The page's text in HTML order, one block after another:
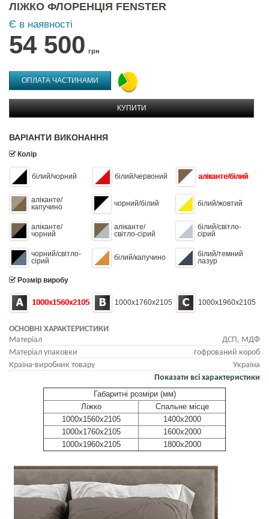
ЛІЖКО ФЛОРЕНЦІЯ FENSTER
Є в наявності
54 500 грн
ОПЛАТА ЧАСТИНАМИ
КУПИТИ
ВАРІАНТИ ВИКОНАННЯ
Колір
білий/чорний білий/червоний аліканте/білий
аліканте/
капучино
чорний/білий білий/жовтий
аліканте/
чорний
аліканте/
світло-сірий
білий/світло-
сірий
чорний/світло-
сірий
білий/капучино
білий/темний
лазур
Розмір виробу
1000х1560х2105 1000х1760х2105 1000х1960х2105
ОСНОВНІ ХАРАКТЕРИСТИКИ
Матеріал
ДСП, МДФ
Матеріал упаковки
гофрований короб
Країна-виробник товару
Україна
Показати всі характеристики
Габаритні розміри (мм)
Ліжко
Спальне місце
1000х1560х2105
1400х2000
1000х1760х2105
1600х2000
1000х1960х2105
1800х2000